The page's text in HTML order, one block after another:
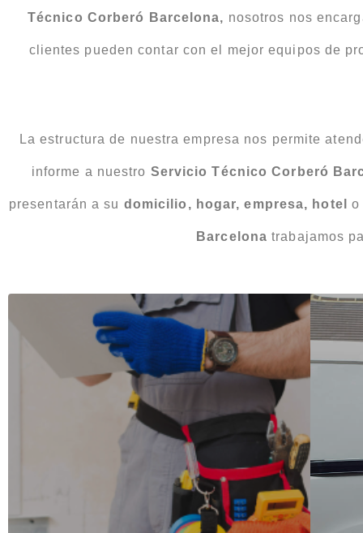
Técnico Corberó Barcelona, nosotros nos
clientes pueden contar con el mejor equipos de
La estructura de nuestra empresa nos permite
informe a nuestro Servicio Técnico Corberó
presentarán a su domicilio, hogar, empresa, hotel
Barcelona trabajamos